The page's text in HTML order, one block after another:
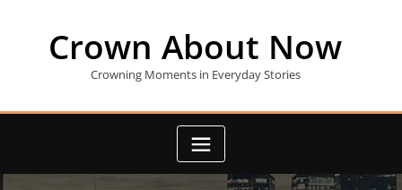
Crown About Now
Crowning Moments in Everyday Stories